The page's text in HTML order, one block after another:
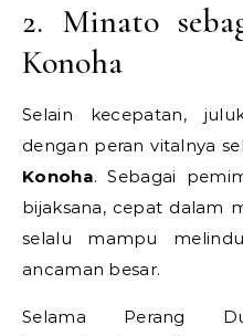
2. Minato
Konoha
Selain kecepatan,
dengan peran vitalnya
Konoha. Sebagai
bijaksana, cepat dalam
selalu mampu
ancaman besar.
Selama Perang